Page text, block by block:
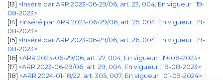
13 <Inséré par ARR 2023-06-29/06, art. 23, 004; En vigueur : 19-
08-2023>
14 <Inséré par ARR 2023-06-29/06, art. 25, 004; En vigueur : 19-
08-2023>
15 <Inséré par ARR 2023-06-29/06, art. 26, 004; En vigueur : 19-
08-2023>
16 <ARR 2023-06-29/06, art. 27, 004; En vigueur : 19-08-2023>
17 <ARR 2023-06-29/06, art. 29, 004; En vigueur : 19-08-2023>
18 <ARR 2024-01-18/22, art. 305, 007; En vigueur : 01-09-2024>